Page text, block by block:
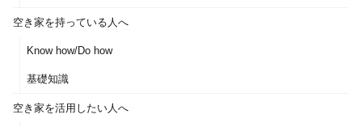
空き家を持っている人へ
Know how/Do how
基礎知識
空き家を活用したい人へ